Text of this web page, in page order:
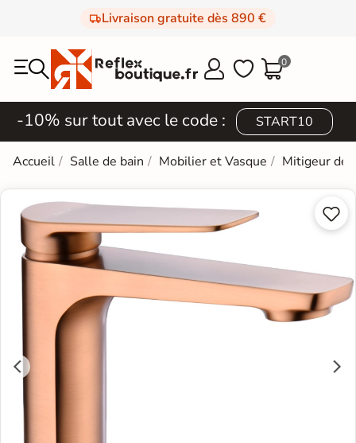
Livraison gratuite dès 890 €
  0
-10% sur tout avec le code : START10
Accueil Salle de bain Mobilier et Vasque Mitigeur de

